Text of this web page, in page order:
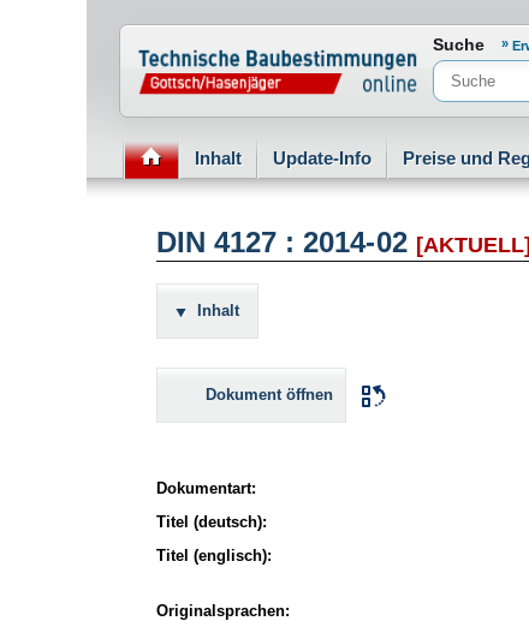
Normenportal Suche
Inhalt Update-Info Preise und
DIN 4127 : 2014-02 [AKTUELL]
Inhalt
Dokument öffnen
Dokumentart:
Titel (deutsch):
Titel (englisch):
Originalsprachen: